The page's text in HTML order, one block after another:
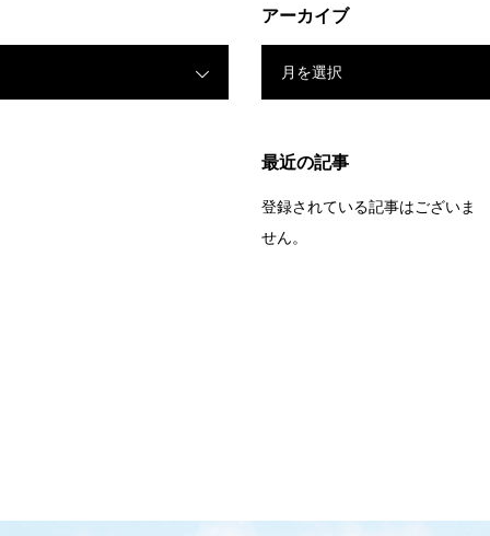
アーカイブ
月を選択
最近の記事
登録されている記事はございま
せん。